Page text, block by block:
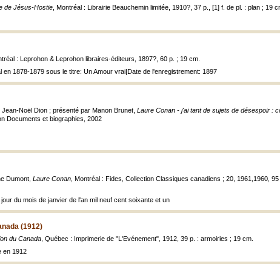
de Jésus-Hostie , Montréal : Librairie Beauchemin limitée, 1910?, 37 p., [1] f. de pl. : plan ; 19
: Leprohon & Leprohon libraires-éditeurs, 1897?, 60 p. ; 19 cm.
1878-1879 sous le titre: Un Amour vrai|Date de l'enregistrement: 1897
Noël Dion ; présenté par Manon Brunet, Laure Conan - j'ai tant de sujets de désespoir :
Documents et biographies, 2002
Dumont, Laure Conan , Montréal : Fides, Collection Classiques canadiens ; 20, 1961,1960,
du mois de janvier de l'an mil neuf cent soixante et un
(1912)
du Canada , Québec : Imprimerie de "L'Evénement", 1912, 39 p. : armoiries ; 19 cm.
en 1912